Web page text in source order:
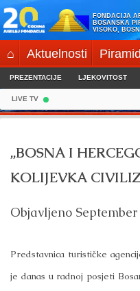
Skip
to
content
FONDACIJA
BOSANSKA
VISOKO,
⌂ Aktuelnosti
PREZENTACIJE LJEKOVITOST
LIVE TV
„BOSNA I
KOLIJEVKA
Objavljeno September
Predstavnica turističke
je danas u radnoj posjeti